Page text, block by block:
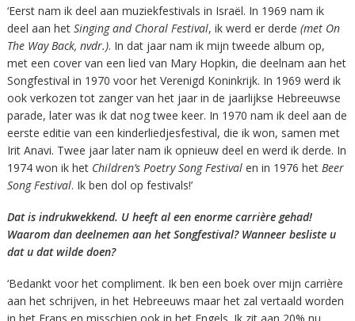
‘Eerst nam ik deel aan muziekfestivals in Israël. In 1969 nam ik
deel aan het Singing and Choral Festival, ik werd er derde (met On
The Way Back, nvdr.). In dat jaar nam ik mijn tweede album op,
met een cover van een lied van Mary Hopkin, die deelnam aan het
Songfestival in 1970 voor het Verenigd Koninkrijk. In 1969 werd ik
ook verkozen tot zanger van het jaar in de jaarlijkse Hebreeuwse
parade, later was ik dat nog twee keer. In 1970 nam ik deel aan de
eerste editie van een kinderliedjesfestival, die ik won, samen met
Irit Anavi. Twee jaar later nam ik opnieuw deel en werd ik derde. In
1974 won ik het Children’s Poetry Song Festivalen in 1976 het Beer
Song Festival. Ik ben dol op festivals!’
Dat is indrukwekkend. U heeft al een enorme carrière gehad!
Waarom dan deelnemen aan het Songfestival? Wanneer besliste u
dat u dat wilde doen?
‘Bedankt voor het compliment. Ik ben een boek over mijn carrière
aan het schrijven, in het Hebreeuws maar het zal vertaald worden